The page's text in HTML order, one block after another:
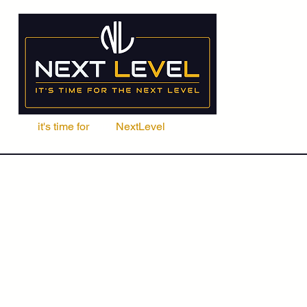
it's time for NextLevel